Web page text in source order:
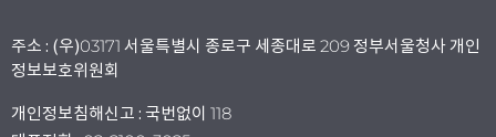
주소 : (우)03171 서울특별시 종로구 세종대로 209 정부서울청사 개인
정보보호위원회
개인정보침해신고 : 국번없이 118